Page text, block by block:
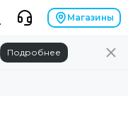
Магазины
Подробнее